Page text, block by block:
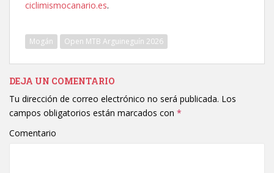
ciclimismocanario.es.
Mogán Open MTB Arguineguín 2026
DEJA UN COMENTARIO
Tu dirección de correo electrónico no será publicada. Los
campos obligatorios están marcados con *
Comentario